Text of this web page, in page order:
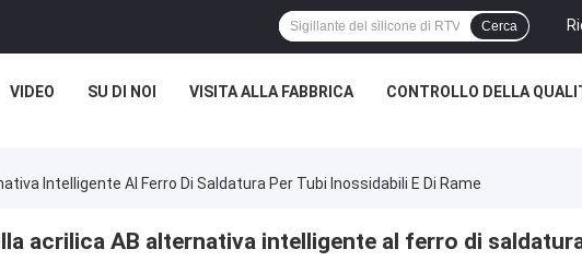
Cerca
VIDEO SU DI NOI VISITA ALLA FABBRICA CONTROLLO DELLA
Intelligente Al Ferro Di Saldatura Per Tubi Inossidabili E Di Rame
acrilica AB alternativa intelligente al ferro di